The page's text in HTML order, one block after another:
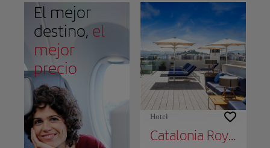
El mejor
destino, el
mejor
precio
Hotel
Catalonia Royal Ses Savines -Adults Only